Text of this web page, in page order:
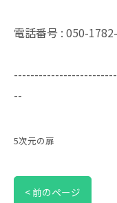
電話番号 : 050-
--
5次元の扉
< 前のページ